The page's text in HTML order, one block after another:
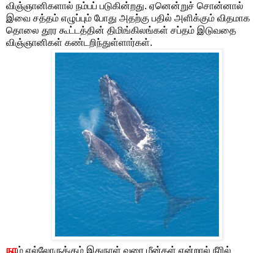
விஞ்ஞானிகளால் நம்பப் படுகின்றது. ஏனென்றுச் சொன்னால்
இவை சத்தம் எழுப்பும் போது அதற்கு பதில் அளிக்கும் விதமாக
தொலை தூர கூட்டத்தின் திமிங்கிலங்கள் சப்தம் இடுவதை
விஞ்ஞானிகள் கண்டறிந்துள்ளார்கள்.
நாம் எல்லோருக்கும் இதுநாள் வரை மீன்கள் என்றால் நீரில்